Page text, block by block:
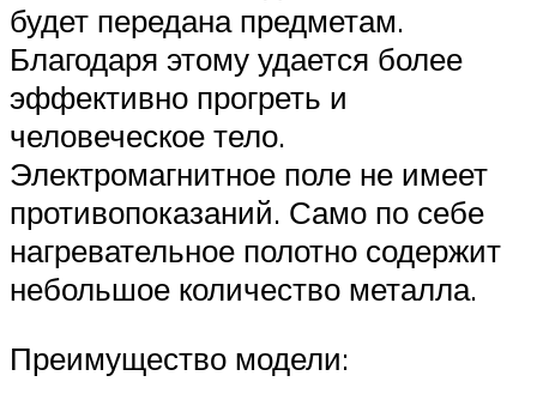
будет передана предметам.
Благодаря этому удается более
эффективно прогреть и
человеческое тело.
Электромагнитное поле не имеет
противопоказаний. Само по себе
нагревательное полотно содержит
небольшое количество металла.
Преимущество модели: